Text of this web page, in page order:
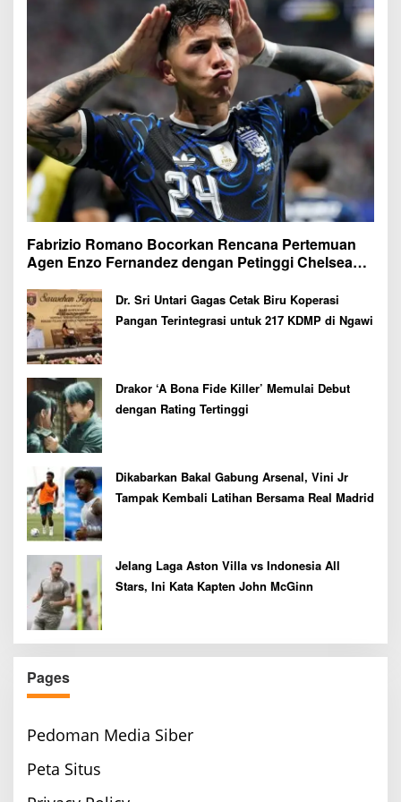
Fabrizio Romano Bocorkan Rencana Pertemuan
Agen Enzo Fernandez dengan Petinggi Chelsea
Dr. Sri Untari Gagas Cetak Biru Koperasi
Pangan Terintegrasi untuk 217 KDMP di Ngawi
Drakor ‘A Bona Fide Killer’ Memulai Debut
dengan Rating Tertinggi
Dikabarkan Bakal Gabung Arsenal, Vini Jr
Tampak Kembali Latihan Bersama Real Madrid
Jelang Laga Aston Villa vs Indonesia All
Stars, Ini Kata Kapten John McGinn
Pages
Pedoman Media Siber
Peta Situs